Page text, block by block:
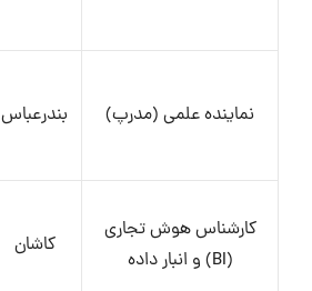
نماینده علمی (مدرپ) بندرعباس
کارشناس هوش تجاری
(BI) و انبار داده
کاشان